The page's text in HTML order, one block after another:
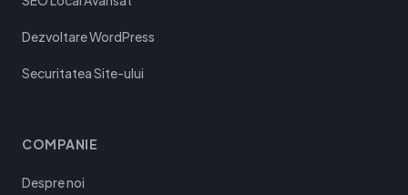
Dezvoltare WordPress
Securitatea Site-ului
COMPANIE
Despre noi